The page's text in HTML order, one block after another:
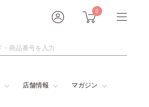
0
店舗情報 マガジン